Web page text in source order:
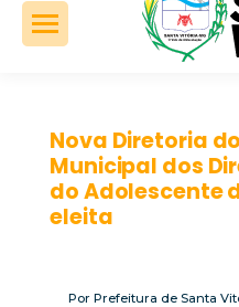
Nova Diretoria
Municipal dos
do Adolescente
eleita
PorPrefeitura de Santa